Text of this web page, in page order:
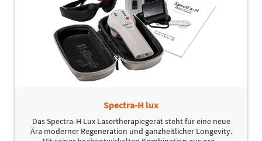
Spectra-H lux
Das Spectra‑H Lux Lasertherapiegerät steht für eine neue
Ära moderner Regeneration und ganzheitlicher Longevity.